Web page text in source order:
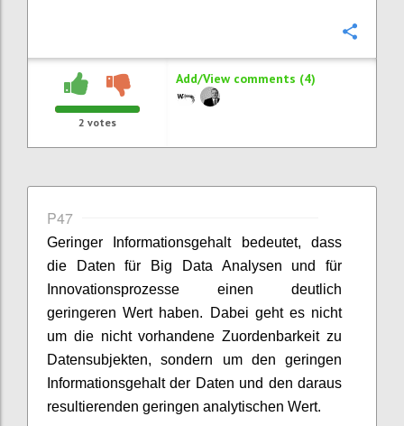
2 votes
Add/View comments (4)
P47
Geringer Informationsgehalt bedeutet, dass
die Daten für Big Data Analysen und für
Innovationsprozesse einen deutlich
geringeren Wert haben. Dabei geht es nicht
um die nicht vorhandene Zuordenbarkeit zu
Datensubjekten, sondern um den geringen
Informationsgehalt der Daten und den daraus
resultierenden geringen analytischen Wert.